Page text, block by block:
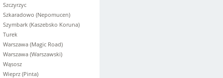
Szczyrzyc
Szkaradowo (Nepomucen)
Szymbark (Kaszebsko Koruna)
Turek
Warszawa (Magic Road)
Warszawa (Warszawski)
Wąsosz
Wieprz (Pinta)